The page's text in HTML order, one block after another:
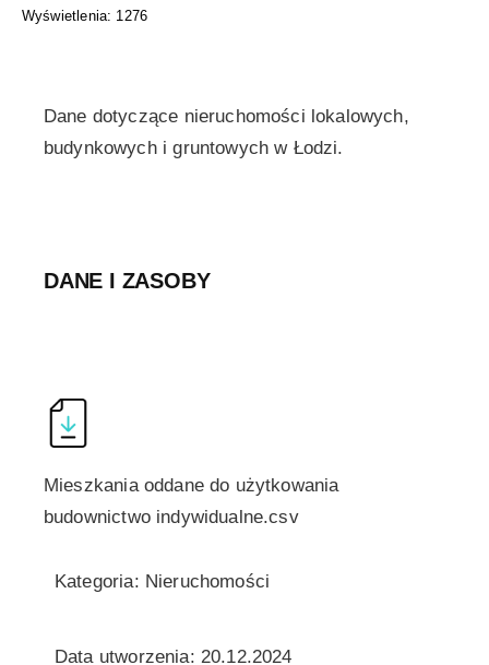
Wyświetlenia: 1276
Dane dotyczące nieruchomości lokalowych,
budynkowych i gruntowych w Łodzi.
DANE I ZASOBY
Mieszkania oddane do użytkowania
budownictwo indywidualne.csv
Kategoria: Nieruchomości
Data utworzenia: 20.12.2024